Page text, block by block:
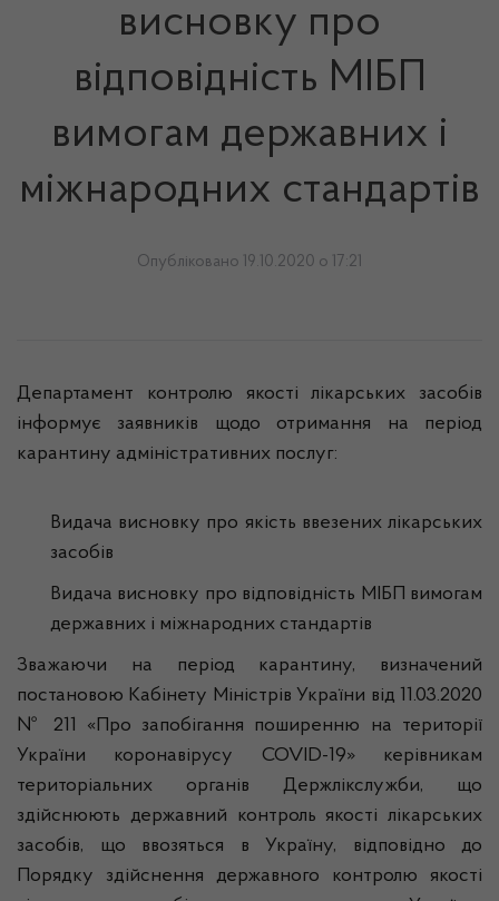
висновку про
відповідність МІБП
вимогам державних і
міжнародних стандартів
Опубліковано 19.10.2020 о 17:21
Департамент контролю якості лікарських засобів
інформує заявників щодо отримання на період
карантину адміністративних послуг:
Видача висновку про якість ввезених лікарських
засобів
Видача висновку про відповідність МІБП вимогам
державних і міжнародних стандартів
Зважаючи на період карантину, визначений
постановою Кабінету Міністрів України від 11.03.2020
№ 211 «Про запобігання поширенню на території
України коронавірусу COVID-19» керівникам
територіальних органів Держлікслужби, що
здійснюють державний контроль якості лікарських
засобів, що ввозяться в Україну, відповідно до
Порядку здійснення державного контролю якості